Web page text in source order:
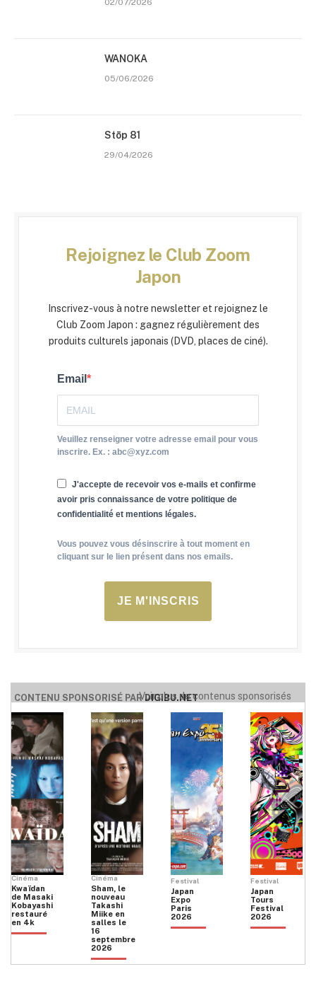
WANOKA
05/06/2026
Stōp 81
29/04/2026
Rejoignez le Club Zoom
Japon
Inscrivez-vous à notre newsletter et rejoignez le
Club Zoom Japon : gagnez régulièrement des
produits culturels japonais (DVD, places de ciné).
Email
Veuillez renseigner votre adresse email pour vous
inscrire. Ex. : abc@xyz.com
J'accepte de recevoir vos e-mails et confirme
avoir pris connaissance de votre politique de
confidentialité et mentions légales.
Vous pouvez vous désinscrire à tout moment en
cliquant sur le lien présent dans nos emails.
JE M'INSCRIS
CONTENU SPONSORISÉ PARDIGIBU.NET
Voir plus de contenus sponsorisés
Cinéma
Kwaïdan
de Masaki
Kobayashi
restauré
en 4k
Cinéma
Sham, le
nouveau
Takashi
Miike en
salles le
16
septembre
2026
Festival
Japan
Expo
Paris
2026
Festival
Japan
Tours
Festival
2026